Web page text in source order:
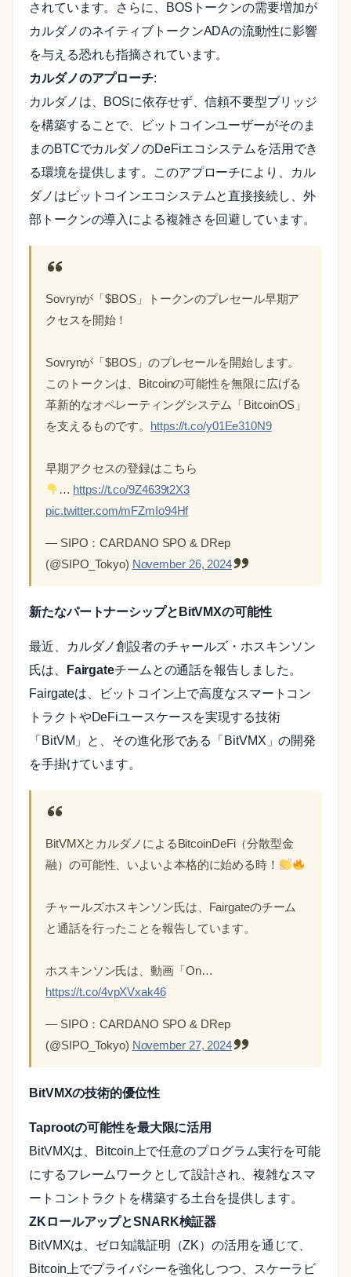
されています。さらに、BOSトークンの需要増加が
カルダノのネイティブトークンADAの流動性に影響
を与える恐れも指摘されています。
カルダノのアプローチ:
カルダノは、BOSに依存せず、信頼不要型ブリッジ
を構築することで、ビットコインユーザーがそのま
まのBTCでカルダノのDeFiエコシステムを活用でき
る環境を提供します。このアプローチにより、カル
ダノはビットコインエコシステムと直接接続し、外
部トークンの導入による複雑さを回避しています。
Sovrynが「$BOS」トークンのプレセール早期ア
クセスを開始！
Sovrynが「$BOS」のプレセールを開始します。
このトークンは、Bitcoinの可能性を無限に広げる
革新的なオペレーティングシステム「BitcoinOS」
を支えるものです。 https://t.co/y01Ee310N9
早期アクセスの登録はこちら
… https://t.co/9Z4639t2X3
pic.twitter.com/mFZmIo94Hf
— SIPO：CARDANO SPO & DRep
(@SIPO_Tokyo) November 26, 2024
新たなパートナーシップとBitVMXの可能性
最近、カルダノ創設者のチャールズ・ホスキンソン
氏は、
Fairgateチームとの通話を報告しました。
Fairgateは、ビットコイン上で高度なスマートコン
トラクトやDeFiユースケースを実現する技術
「BitVM」と、その進化形である「BitVMX」の開発
を手掛けています。
BitVMXとカルダノによるBitcoinDeFi（分散型金
融）の可能性、いよいよ本格的に始める時！
チャールズホスキンソン氏は、Fairgateのチーム
と通話を行ったことを報告しています。
ホスキンソン氏は、動画「On…
https://t.co/4vpXVxak46
— SIPO：CARDANO SPO & DRep
(@SIPO_Tokyo) November 27, 2024
BitVMXの技術的優位性
Taprootの可能性を最大限に活用
BitVMXは、Bitcoin上で任意のプログラム実行を可能
にするフレームワークとして設計され、複雑なスマ
ートコントラクトを構築する土台を提供します。
ZKロールアップとSNARK検証器
BitVMXは、ゼロ知識証明（ZK）の活用を通じて、
Bitcoin上でプライバシーを強化しつつ、スケーラビ